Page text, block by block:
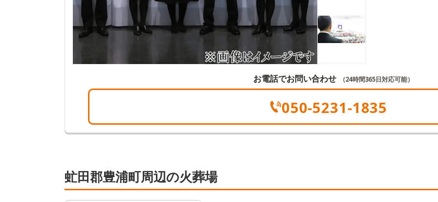
お電話でお問い合わせ （24時間365日対応可能）
050-5231-1835
虻田郡豊浦町周辺の火葬場